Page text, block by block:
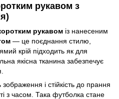
рукавом з
рукавом із нанесеним
— це поєднання стилю,
крій підходить як для
якісна тканина забезпечує
зображення і стійкість до прання
з часом. Така футболка стане